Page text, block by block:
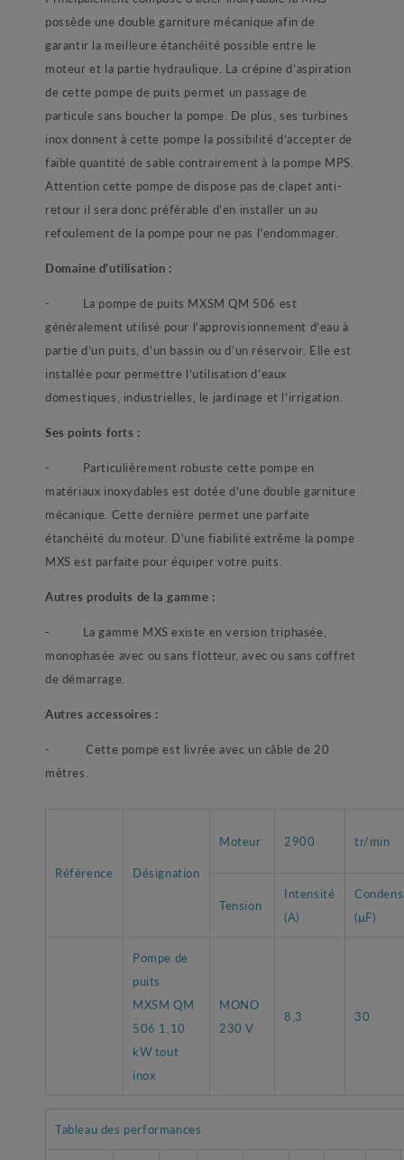
possède une double garniture mécanique afin de
garantir la meilleure étanchéité possible entre le
moteur et la partie hydraulique. La crépine d’aspiration
de cette pompe de puits permet un passage de
particule sans boucher la pompe. De plus, ses turbines
inox donnent à cette pompe la possibilité d’accepter de
faible quantité de sable contrairement à la pompe MPS.
Attention cette pompe de dispose pas de clapet anti-
retour il sera donc préférable d’en installer un au
refoulement de la pompe pour ne pas l’endommager.
Domaine d’utilisation :
-
La pompe de puits MXSM QM 506 est
généralement utilisé pour l’approvisionnement d’eau à
partie d’un puits, d’un bassin ou d’un réservoir. Elle est
installée pour permettre l’utilisation d’eaux
domestiques, industrielles, le jardinage et l’irrigation.
Ses points forts :
-
Particulièrement robuste cette pompe en
matériaux inoxydables est dotée d’une double garniture
mécanique. Cette dernière permet une parfaite
étanchéité du moteur. D’une fiabilité extrême la pompe
MXS est parfaite pour équiper votre puits.
Autres produits de la gamme :
-
La gamme MXS existe en version triphasée,
monophasée avec ou sans flotteur, avec ou sans coffret
de démarrage.
Autres accessoires :
-
Cette pompe est livrée avec un câble de 20
mètres.
Référence Désignation
Moteur 2900 tr/min
Tension
Intensité
(A)
(µF)
Pompe de
puits
MXSM QM
506 1,10
kW tout
inox
MONO
230 V
8,3 30
Tableau des performances